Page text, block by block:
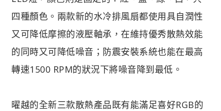
四種顏色。兩款新的水冷排風扇都使用具自潤性
又可降低摩擦的液壓軸承，在維持優秀散熱效能
的同時又可降低噪音；防震安裝系統也能在最高
轉速1500 RPM的狀況下將噪音降到最低。
曜越的全新三款散熱產品既有能滿足喜好RGB的